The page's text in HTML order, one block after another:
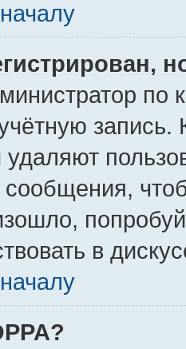
по
запись.
удаляют
в